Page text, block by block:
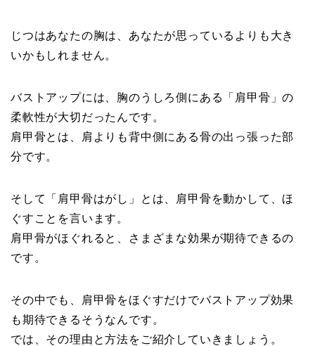
じつはあなたの胸は、あなたが思っているよりも大き
いかもしれません。
バストアップには、胸のうしろ側にある「肩甲骨」の
柔軟性が大切だったんです。
肩甲骨とは、肩よりも背中側にある骨の出っ張った部
分です。
そして「肩甲骨はがし」とは、肩甲骨を動かして、ほ
ぐすことを言います。
肩甲骨がほぐれると、さまざまな効果が期待できるの
です。
その中でも、肩甲骨をほぐすだけでバストアップ効果
も期待できるそうなんです。
では、その理由と方法をご紹介していきましょう。